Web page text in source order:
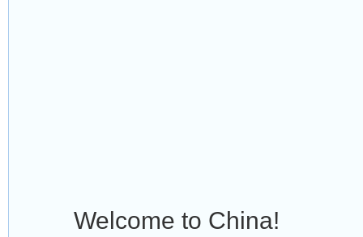
Welcome to China!